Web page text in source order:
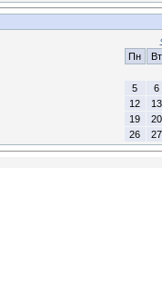
Пн
Вт
5
6
12
13
19
20
26
27